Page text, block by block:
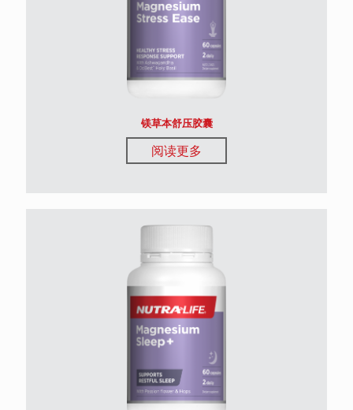
镁草本舒压胶囊
阅读更多